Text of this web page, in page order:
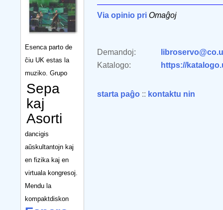
Esenca parto de
ĉiu UK estas la
muziko. Grupo
Sepa
kaj
Asorti
dancigis
aŭskultantojn kaj
en fizika kaj en
virtuala kongresoj.
Mendu la
kompaktdiskon
Via opinio pri Omaĝoj
Demandoj:
Katalogo:
https://
starta paĝo :: kontaktu nin